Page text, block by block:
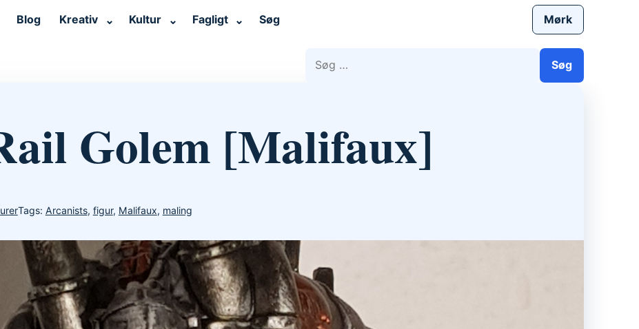
Mørk
Blog Kreativ ⌄ Kultur ⌄ Fagligt ⌄ Søg
Søg
Golem [Malifaux]
Tags: Arcanists, figur, Malifaux, maling